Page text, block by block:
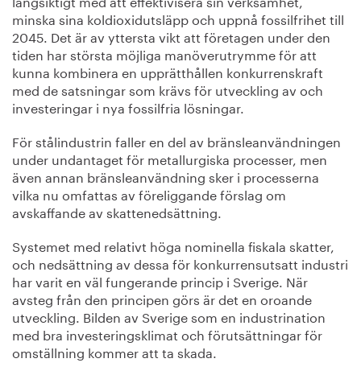
minska sina koldioxidutsläpp och uppnå fossilfrihet till
2045. Det är av yttersta vikt att företagen under den
tiden har största möjliga manöverutrymme för att
kunna kombinera en upprätthållen konkurrenskraft
med de satsningar som krävs för utveckling av och
investeringar i nya fossilfria lösningar.
För stålindustrin faller en del av bränsleanvändningen
under undantaget för metallurgiska processer, men
även annan bränsleanvändning sker i processerna
vilka nu omfattas av föreliggande förslag om
avskaffande av skattenedsättning.
Systemet med relativt höga nominella fiskala skatter,
och nedsättning av dessa för konkurrensutsatt industri
har varit en väl fungerande princip i Sverige. När
avsteg från den principen görs är det en oroande
utveckling. Bilden av Sverige som en industrination
med bra investeringsklimat och förutsättningar för
omställning kommer att ta skada.